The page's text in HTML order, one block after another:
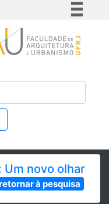
Simplifique!
Comunica BR
à informação
Um novo olhar
à pesquisa